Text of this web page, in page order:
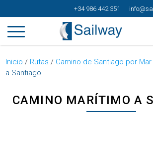
+34 986 442 351
Inicio / Rutas / Camino de Santiago por Mar
a Santiago
CAMINO MARÍTIMO A